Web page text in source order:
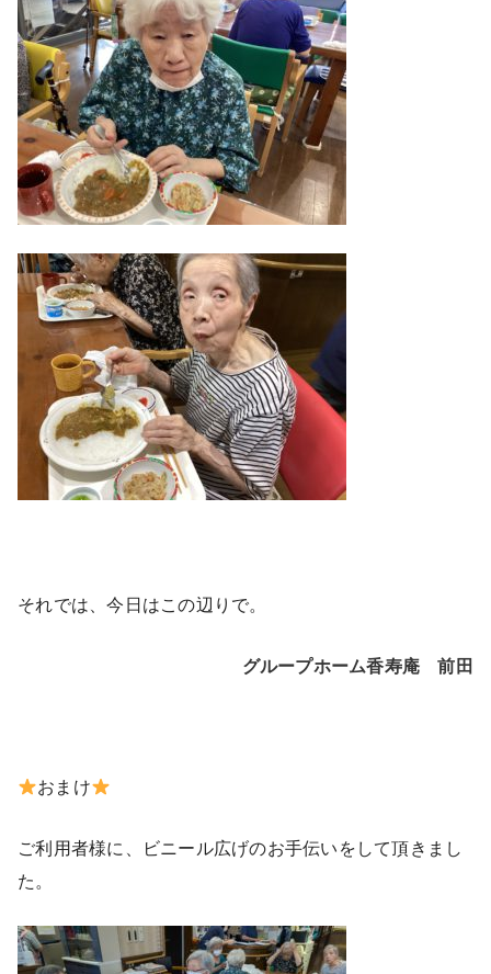
それでは、今日はこの辺りで。
グループホーム香寿庵 前田
おまけ
ご利用者様に、ビニール広げのお手伝いをして頂きまし
た。